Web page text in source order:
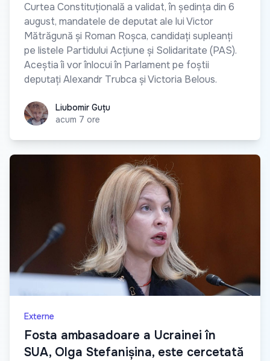
Curtea Constituțională a validat, în ședința din 6
august, mandatele de deputat ale lui Victor
Mătrăgună și Roman Roșca, candidați supleanți
pe listele Partidului Acțiune și Solidaritate (PAS).
Aceștia îi vor înlocui în Parlament pe foștii
deputați Alexandr Trubca și Victoria Belous.
Liubomir Guțu
Liubomir Guțu
acum 7 ore
Externe
Fosta ambasadoare a Ucrainei în
SUA, Olga Stefanișina, este cercetată